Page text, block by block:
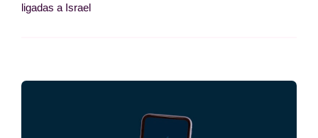
ligadas a Israel